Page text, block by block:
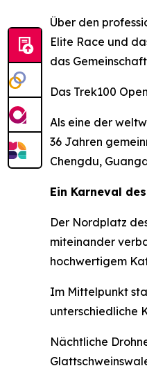
Über den
Elite Race und
das
Das Trek100
Als eine der
36 Jahren
Chengdu,
Ein Karneval
Der Nordplatz
miteinander
hochwertigem
Im Mittelpunkt
unterschiedliche
Nächtliche